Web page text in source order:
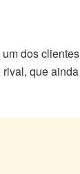
dos clientes
rival, que ainda